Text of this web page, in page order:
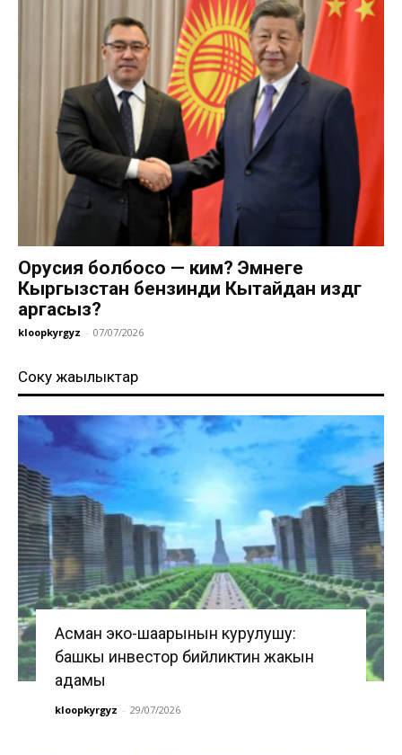
Орусия болбосо — ким? Эмнеге
Кыргызстан бензинди Кытайдан издөөгө
аргасыз?
kloopkyrgyz - 07/07/2026
Соңку жаңылыктар
Асман эко-шаарынын курулушу:
башкы инвестор бийликтин жакын
адамы
kloopkyrgyz - 29/07/2026